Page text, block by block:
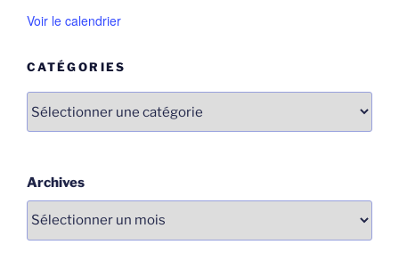
Voir le calendrier
CATÉGORIES
Archives